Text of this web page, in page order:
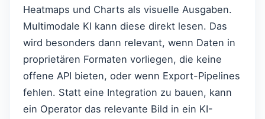
Heatmaps und Charts als visuelle Ausgaben.
Multimodale KI kann diese direkt lesen. Das
wird besonders dann relevant, wenn Daten in
proprietären Formaten vorliegen, die keine
offene API bieten, oder wenn Export-Pipelines
fehlen. Statt eine Integration zu bauen, kann
ein Operator das relevante Bild in ein KI-